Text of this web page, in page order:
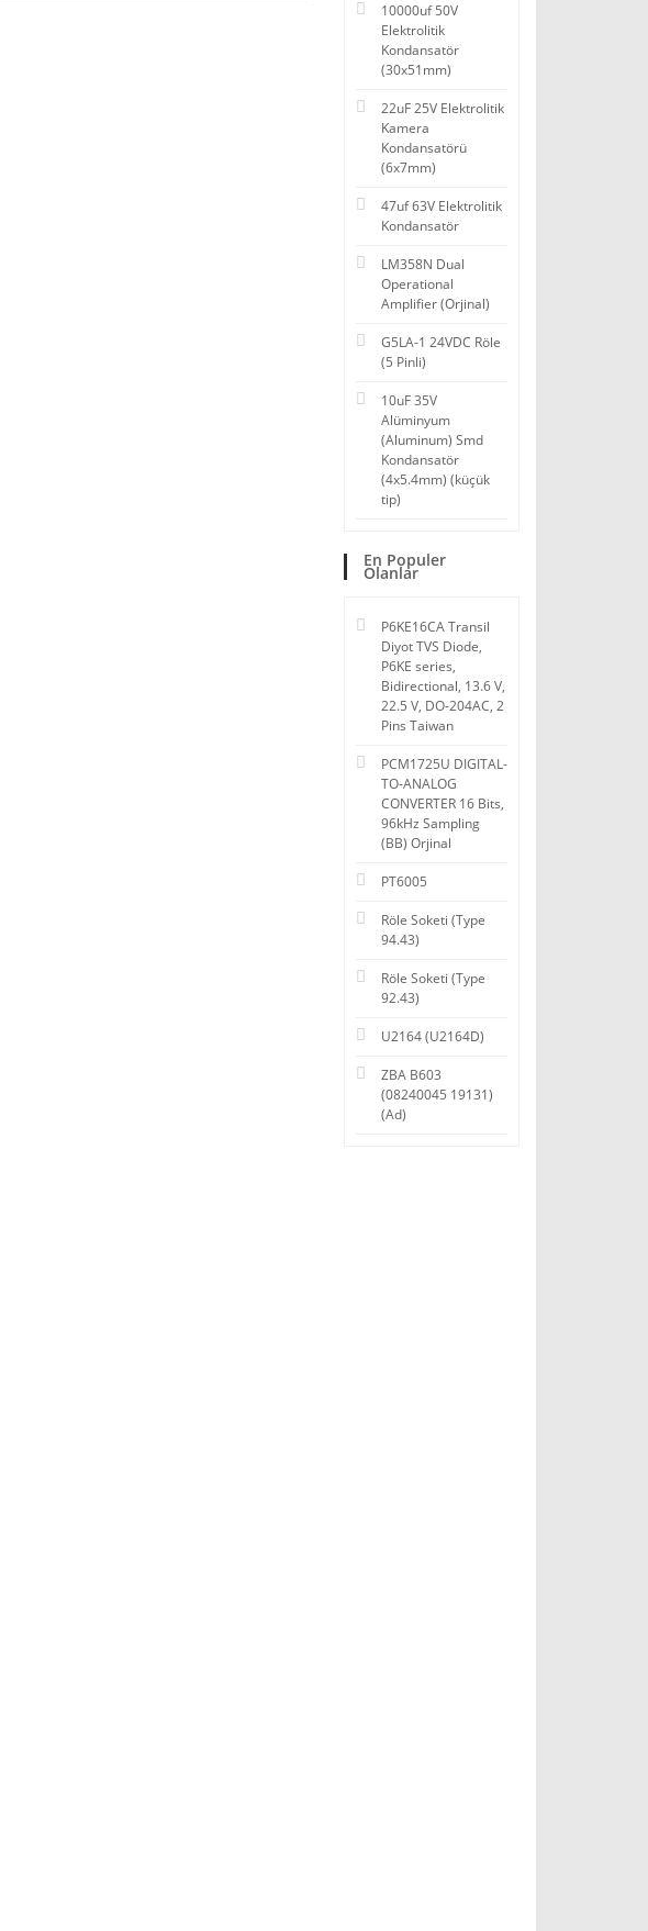
10000uf 50V
Elektrolitik
Kondansatör
(30x51mm)
22uF 25V Elektrolitik
Kamera
Kondansatörü
(6x7mm)
47uf 63V Elektrolitik
Kondansatör
LM358N Dual
Operational
Amplifier (Orjinal)
G5LA-1 24VDC Röle
(5 Pinli)
10uF 35V
Alüminyum
(Aluminum) Smd
Kondansatör
(4x5.4mm) (küçük
tip)
En Populer
Olanlar
P6KE16CA Transil
Diyot TVS Diode,
P6KE series,
Bidirectional, 13.6 V,
22.5 V, DO-204AC, 2
Pins Taiwan
PCM1725U DIGITAL-
TO-ANALOG
CONVERTER 16 Bits,
96kHz Sampling
(BB) Orjinal
PT6005
Röle Soketi (Type
94.43)
Röle Soketi (Type
92.43)
U2164 (U2164D)
ZBA B603
(08240045 19131)
(Ad)